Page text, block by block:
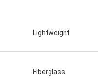
Lightweight
Fiberglass